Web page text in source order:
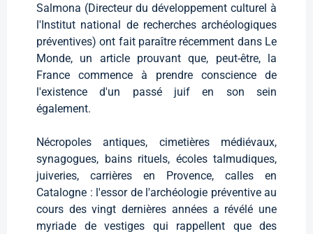
Salmona (Directeur du développement culturel à
l'Institut national de recherches archéologiques
préventives) ont fait paraître récemment dans Le
Monde, un article prouvant que, peut-être, la
France commence à prendre conscience de
l'existence d'un passé juif en son sein
également.
Nécropoles antiques, cimetières médiévaux,
synagogues, bains rituels, écoles talmudiques,
juiveries, carrières en Provence, calles en
Catalogne : l'essor de l'archéologie préventive au
cours des vingt dernières années a révélé une
myriade de vestiges qui rappellent que des